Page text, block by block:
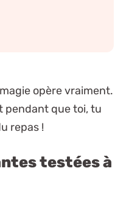
opère vraiment.
pendant que toi, tu
repas !
testées à